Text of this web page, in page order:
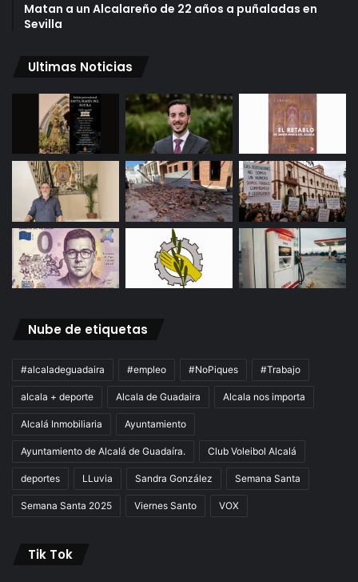
Matan a un Alcalareño de 22 años a puñaladas en
Sevilla
Ultimas Noticias
Nube de etiquetas
#alcaladeguadaira #empleo #NoPiques #Trabajo
alcala + deporte Alcala de Guadaira Alcala nos importa
Alcalá Inmobiliaria Ayuntamiento
Ayuntamiento de Alcalá de Guadaíra. Club Voleibol Alcalá
deportes LLuvia Sandra González Semana Santa
Semana Santa 2025 Viernes Santo VOX
Tik Tok